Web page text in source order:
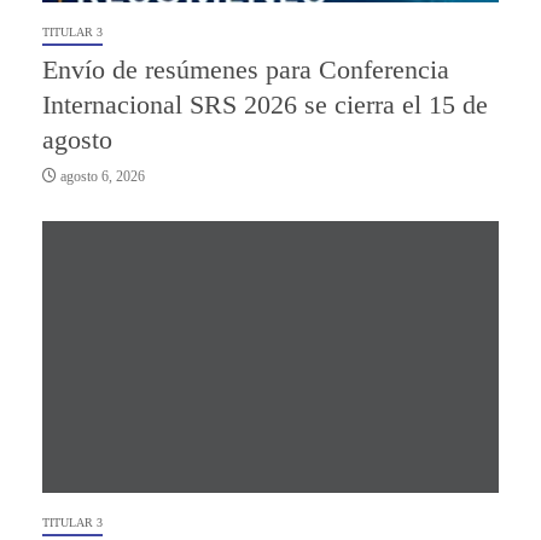
TITULAR 3
Envío de resúmenes para Conferencia
Internacional SRS 2026 se cierra el 15 de
agosto
agosto 6, 2026
TITULAR 3